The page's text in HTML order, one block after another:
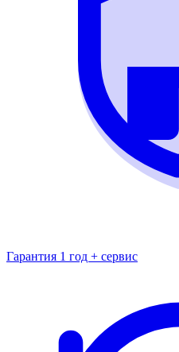
Гарантия 1 год + сервис